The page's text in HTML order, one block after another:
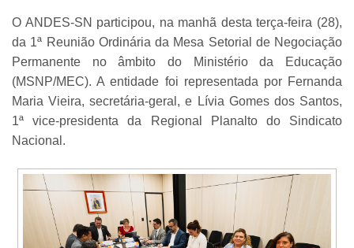
O ANDES-SN participou, na manhã desta terça-feira (28),
da 1ª Reunião Ordinária da Mesa Setorial de Negociação
Permanente no âmbito do Ministério da Educação
(MSNP/MEC). A entidade foi representada por Fernanda
Maria Vieira, secretária-geral, e Lívia Gomes dos Santos,
1ª vice-presidenta da Regional Planalto do Sindicato
Nacional.